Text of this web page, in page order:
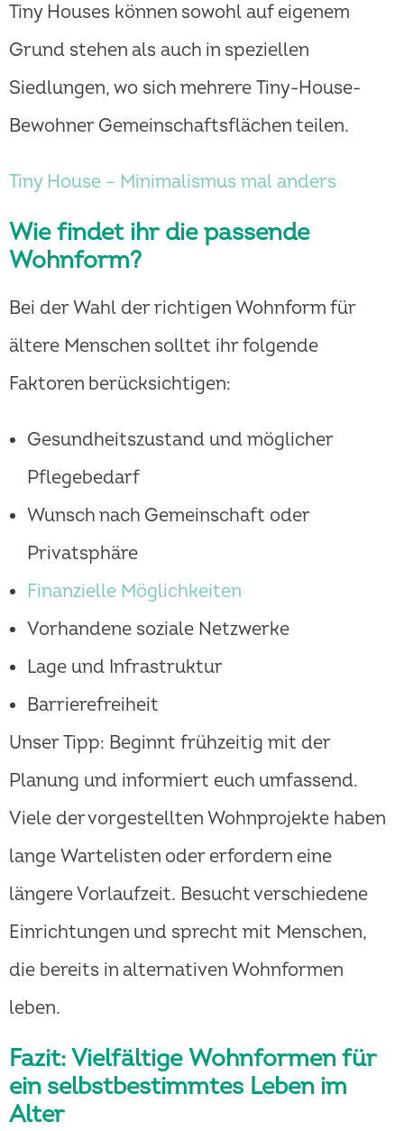
Tiny Houses können sowohl auf eigenem
Grund stehen als auch in speziellen
Siedlungen, wo sich mehrere Tiny-House-
Bewohner Gemeinschaftsflächen teilen.
Tiny House – Minimalismus mal anders
Wie findet ihr die passende
Wohnform?
Bei der Wahl der richtigen Wohnform für
ältere Menschen solltet ihr folgende
Faktoren berücksichtigen:
Gesundheitszustand und möglicher
Pflegebedarf
Wunsch nach Gemeinschaft oder
Privatsphäre
Finanzielle Möglichkeiten
Vorhandene soziale Netzwerke
Lage und Infrastruktur
Barrierefreiheit
Unser Tipp: Beginnt frühzeitig mit der
Planung und informiert euch umfassend.
Viele der vorgestellten Wohnprojekte haben
lange Wartelisten oder erfordern eine
längere Vorlaufzeit. Besucht verschiedene
Einrichtungen und sprecht mit Menschen,
die bereits in alternativen Wohnformen
leben.
Fazit: Vielfältige Wohnformen für
ein selbstbestimmtes Leben im
Alter